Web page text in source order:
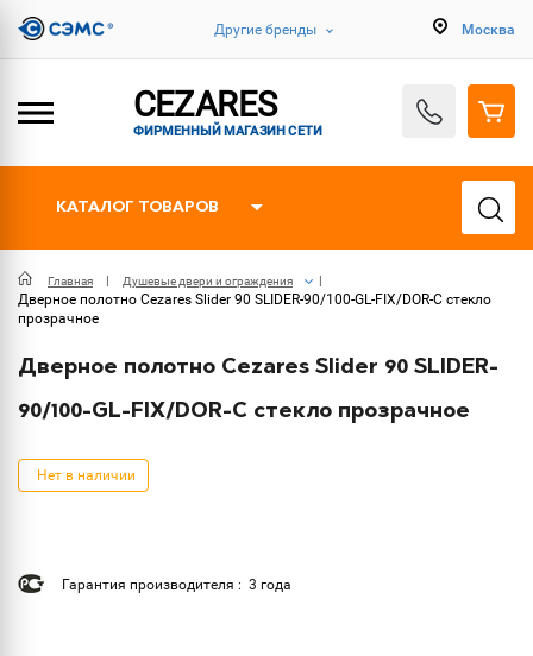
Другие бренды Москва
CEZARES
ФИРМЕННЫЙ МАГАЗИН СЕТИ
КАТАЛОГ ТОВАРОВ
Главная Душевые двери и ограждения
Дверное полотно Cezares Slider 90 SLIDER-90/100-GL-FIX/DOR-C стекло
прозрачное
Дверное полотно Cezares Slider 90 SLIDER-
90/100-GL-FIX/DOR-C стекло прозрачное
Нет в наличии
Гарантия производителя : 3 года